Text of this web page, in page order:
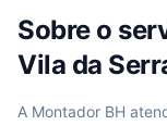
Sobre o
Vila da
A Montador BH